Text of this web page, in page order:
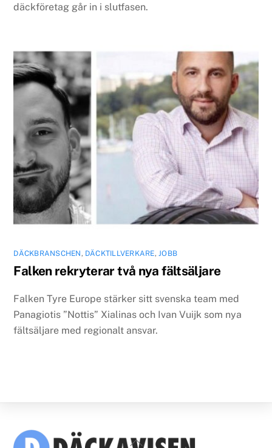
däckföretag går in i slutfasen.
DÄCKBRANSCHEN, DÄCKTILLVERKARE,JOBB
Falken rekryterar två nya fältsäljare
Falken Tyre Europe stärker sitt svenska team med
Panagiotis ”Nottis” Xialinas och Ivan Vuijk som nya
fältsäljare med regionalt ansvar.
Back